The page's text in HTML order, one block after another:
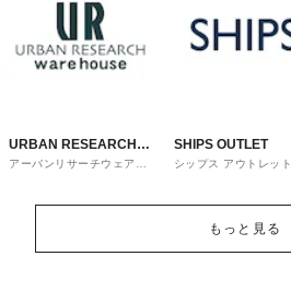
URBAN RESEARCH
ware house
アーバンリサーチウェアハ
SHIPS OUTLET
シップス アウトレット
もっと見る